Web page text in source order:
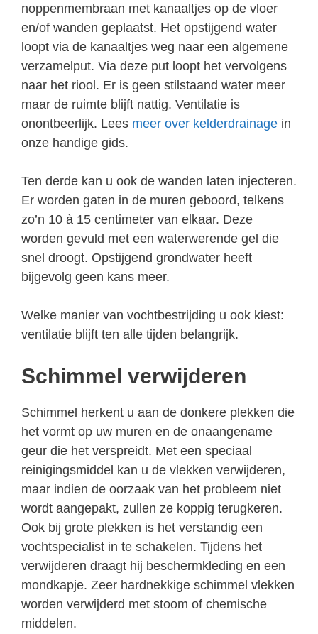
noppenmembraan met kanaaltjes op de vloer
en/of wanden geplaatst. Het opstijgend water
loopt via de kanaaltjes weg naar een algemene
verzamelput. Via deze put loopt het vervolgens
naar het riool. Er is geen stilstaand water meer
maar de ruimte blijft nattig. Ventilatie is
onontbeerlijk. Lees meer over kelderdrainage in
onze handige gids.
Ten derde kan u ook de wanden laten injecteren.
Er worden gaten in de muren geboord, telkens
zo’n 10 à 15 centimeter van elkaar. Deze
worden gevuld met een waterwerende gel die
snel droogt. Opstijgend grondwater heeft
bijgevolg geen kans meer.
Welke manier van vochtbestrijding u ook kiest:
ventilatie blijft ten alle tijden belangrijk.
Schimmel verwijderen
Schimmel herkent u aan de donkere plekken die
het vormt op uw muren en de onaangename
geur die het verspreidt. Met een speciaal
reinigingsmiddel kan u de vlekken verwijderen,
maar indien de oorzaak van het probleem niet
wordt aangepakt, zullen ze koppig terugkeren.
Ook bij grote plekken is het verstandig een
vochtspecialist in te schakelen. Tijdens het
verwijderen draagt hij beschermkleding en een
mondkapje. Zeer hardnekkige schimmel vlekken
worden verwijderd met stoom of chemische
middelen.